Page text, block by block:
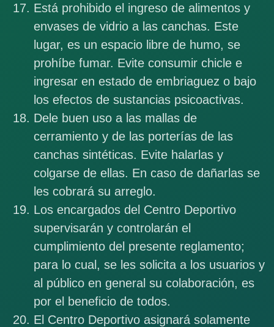
Está prohibido el ingreso de alimentos y
envases de vidrio a las canchas. Este
lugar, es un espacio libre de humo, se
prohíbe fumar. Evite consumir chicle e
ingresar en estado de embriaguez o bajo
los efectos de sustancias psicoactivas.
Dele buen uso a las mallas de
cerramiento y de las porterías de las
canchas sintéticas. Evite halarlas y
colgarse de ellas. En caso de dañarlas se
les cobrará su arreglo.
Los encargados del Centro Deportivo
supervisarán y controlarán el
cumplimiento del presente reglamento;
para lo cual, se les solicita a los usuarios y
al público en general su colaboración, es
por el beneficio de todos.
El Centro Deportivo asignará solamente